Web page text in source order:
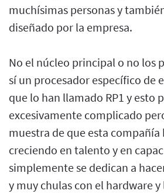
muchísimas personas y
diseñado por la empresa.
No el núcleo principal o no los
sí un procesador específico de
que lo han llamado RP1 y esto
excesivamente complicado
muestra de que esta
creciendo en talento y en
simplemente se dedican a
y muy chulas con el hardware